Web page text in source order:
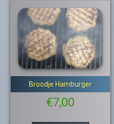
Broodje Hamburger
€7,00